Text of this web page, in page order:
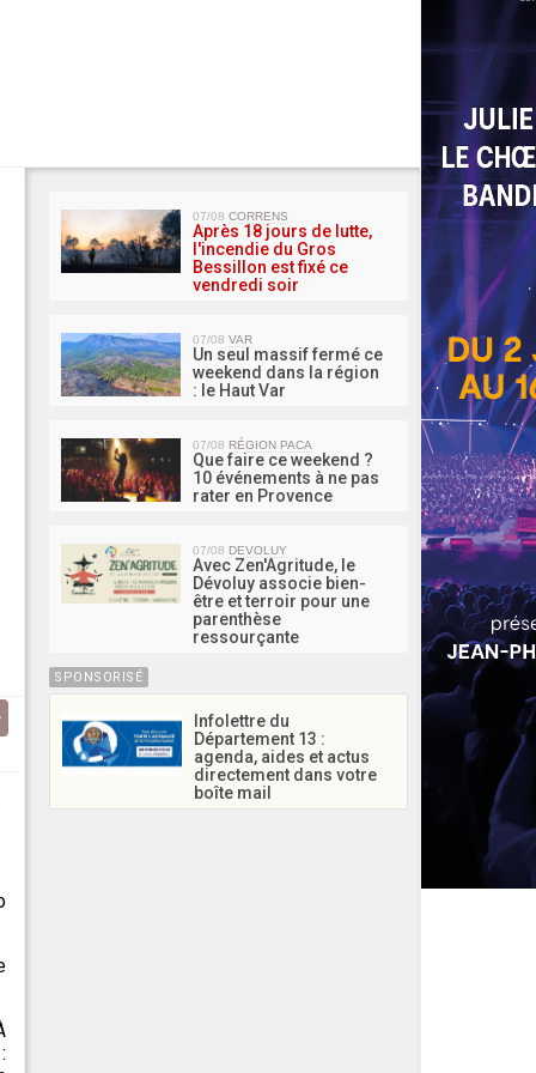
MA
07/08 CORRENS
Après 18 jours de lutte,
l'incendie du Gros
Bessillon est fixé ce
vendredi soir
07/08 VAR
Un seul massif fermé ce
weekend dans la région
: le Haut Var
07/08 RÉGION PACA
Que faire ce weekend ?
10 événements à ne pas
rater en Provence
07/08 DEVOLUY
Avec Zen'Agritude, le
Dévoluy associe bien-
être et terroir pour une
parenthèse
ressourçante
SPONSORISÉ
Infolettre du
Département 13 :
agenda, aides et actus
directement dans votre
boîte mail